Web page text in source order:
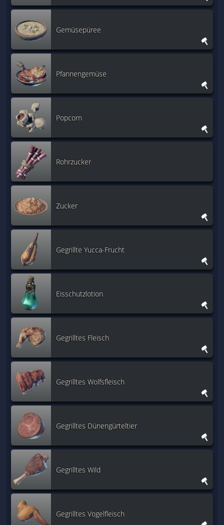
Gemüsepüree
Pfannengemüse
Popcorn
Rohrzucker
Zucker
Gegrillte Yucca-Frucht
Eisschutzlotion
Gegrilltes Fleisch
Gegrilltes Wolfsfleisch
Gegrilltes Dünengürteltier
Gegrilltes Wild
Gegrilltes Vogelfleisch